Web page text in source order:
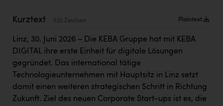
INTERSPORT Austria
Jesolo
Jane Goodall Institute Austria
Kärcher
Karin Liedl
Kurztext 532 Zeichen Plaintext
Linz, 30. Juni 2026 – Die KEBA Gruppe hat mit KEBA
DIGITAL ihre erste Einheit für digitale Lösungen
gegründet. Das international tätige
Technologieunternehmen mit Hauptsitz in Linz setzt
damit einen weiteren strategischen Schritt in Richtung
Zukunft. Ziel des neuen Corporate Start-ups ist es, die